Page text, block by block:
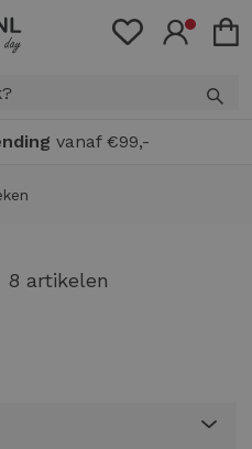
: spaar voor
8 artikelen